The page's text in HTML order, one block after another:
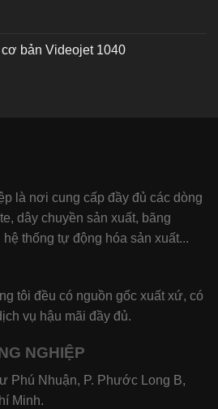
bản Videojet 1040
là nơi cung cấp đầy đủ các dòng
dây chuyền sản xuất, băng
thống tự động hóa sản xuất...
tôi đều có nguồn gốc xuất xứ, có
vụ hậu mãi đầy đủ.
NGHIỆP
Phú Nhuận, P. Phước Long B,
Minh.